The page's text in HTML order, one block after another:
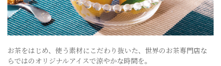
お茶をはじめ、使う素材にこだわり抜いた、世界のお茶専門店な
らではのオリジナルアイスで涼やかな時間を。